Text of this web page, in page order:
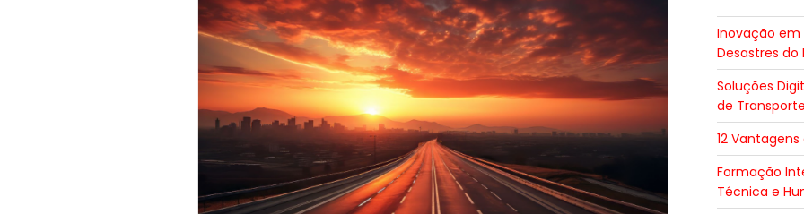
Inovação em
Desastres do
Soluções
de
12
Formação
Técnica e